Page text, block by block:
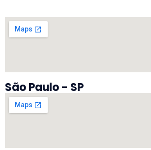
São Paulo - SP